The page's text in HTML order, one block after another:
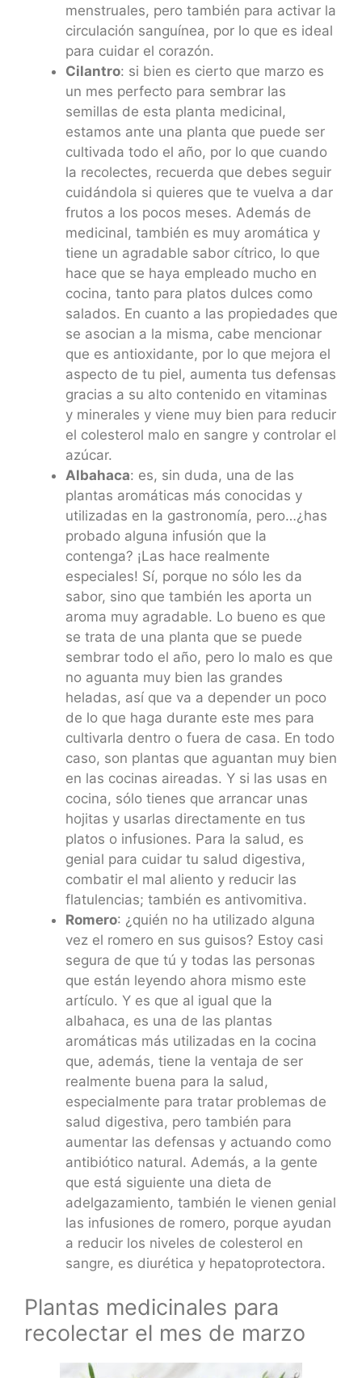
menstruales, pero también para activar la
circulación sanguínea, por lo que es ideal
para cuidar el corazón.
Cilantro: si bien es cierto que marzo es
un mes perfecto para sembrar las
semillas de esta planta medicinal,
estamos ante una planta que puede ser
cultivada todo el año, por lo que cuando
la recolectes, recuerda que debes seguir
cuidándola si quieres que te vuelva a dar
frutos a los pocos meses. Además de
medicinal, también es muy aromática y
tiene un agradable sabor cítrico, lo que
hace que se haya empleado mucho en
cocina, tanto para platos dulces como
salados. En cuanto a las propiedades que
se asocian a la misma, cabe mencionar
que es antioxidante, por lo que mejora el
aspecto de tu piel, aumenta tus defensas
gracias a su alto contenido en vitaminas
y minerales y viene muy bien para reducir
el colesterol malo en sangre y controlar el
azúcar.
Albahaca: es, sin duda, una de las
plantas aromáticas más conocidas y
utilizadas en la gastronomía, pero…¿has
probado alguna infusión que la
contenga? ¡Las hace realmente
especiales! Sí, porque no sólo les da
sabor, sino que también les aporta un
aroma muy agradable. Lo bueno es que
se trata de una planta que se puede
sembrar todo el año, pero lo malo es que
no aguanta muy bien las grandes
heladas, así que va a depender un poco
de lo que haga durante este mes para
cultivarla dentro o fuera de casa. En todo
caso, son plantas que aguantan muy bien
en las cocinas aireadas. Y si las usas en
cocina, sólo tienes que arrancar unas
hojitas y usarlas directamente en tus
platos o infusiones. Para la salud, es
genial para cuidar tu salud digestiva,
combatir el mal aliento y reducir las
flatulencias; también es antivomitiva.
Romero: ¿quién no ha utilizado alguna
vez el romero en sus guisos? Estoy casi
segura de que tú y todas las personas
que están leyendo ahora mismo este
artículo. Y es que al igual que la
albahaca, es una de las plantas
aromáticas más utilizadas en la cocina
que, además, tiene la ventaja de ser
realmente buena para la salud,
especialmente para tratar problemas de
salud digestiva, pero también para
aumentar las defensas y actuando como
antibiótico natural. Además, a la gente
que está siguiente una dieta de
adelgazamiento, también le vienen genial
las infusiones de romero, porque ayudan
a reducir los niveles de colesterol en
sangre, es diurética y hepatoprotectora.
Plantas medicinales para
recolectar el mes de marzo